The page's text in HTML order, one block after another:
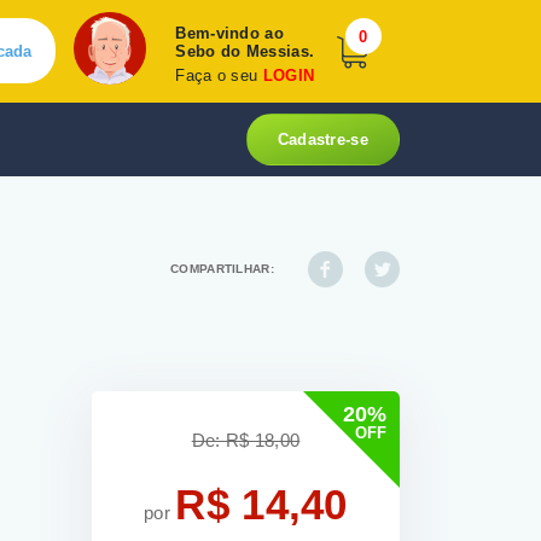
Bem-vindo ao
Sebo do Messias.
Faça o seu LOGIN
0
Cadastre-se
COMPARTILHAR:
20%
OFF
De: R$ 18,00
por R$ 14,40